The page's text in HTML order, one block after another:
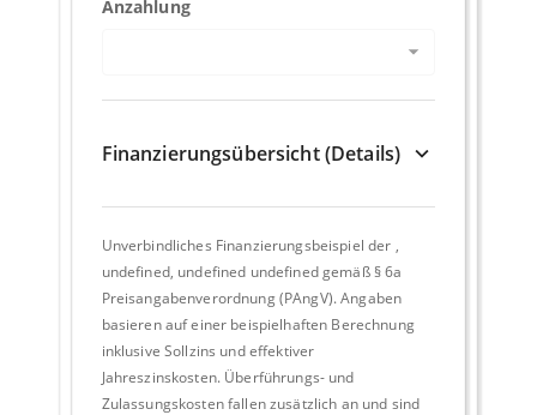
Anzahlung
Finanzierungsübersicht (Details)
Unverbindliches Finanzierungsbeispiel der ,
undefined, undefined undefinedgemäß § 6a
Preisangabenverordnung (PAngV). Angaben
basieren auf einer beispielhaften Berechnung
inklusive Sollzins und effektiver
Jahreszinskosten. Überführungs- und
Zulassungskosten fallen zusätzlich an und sind